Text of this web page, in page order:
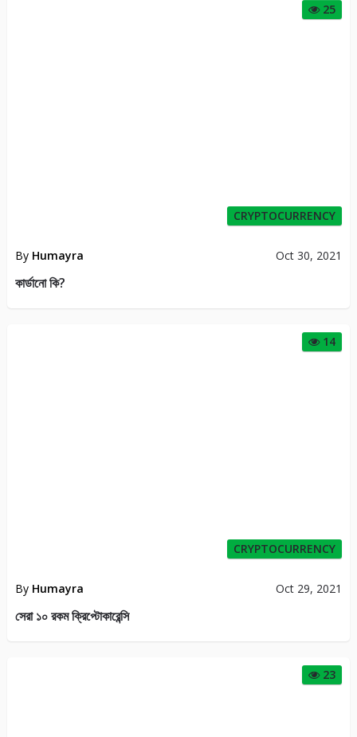
25
CRYPTOCURRENCY
By Humayra Oct 30, 2021
কার্ডানো কি?
14
CRYPTOCURRENCY
By Humayra Oct 29, 2021
সেরা ১০ রকম ক্রিপ্টোকারেন্সি
23